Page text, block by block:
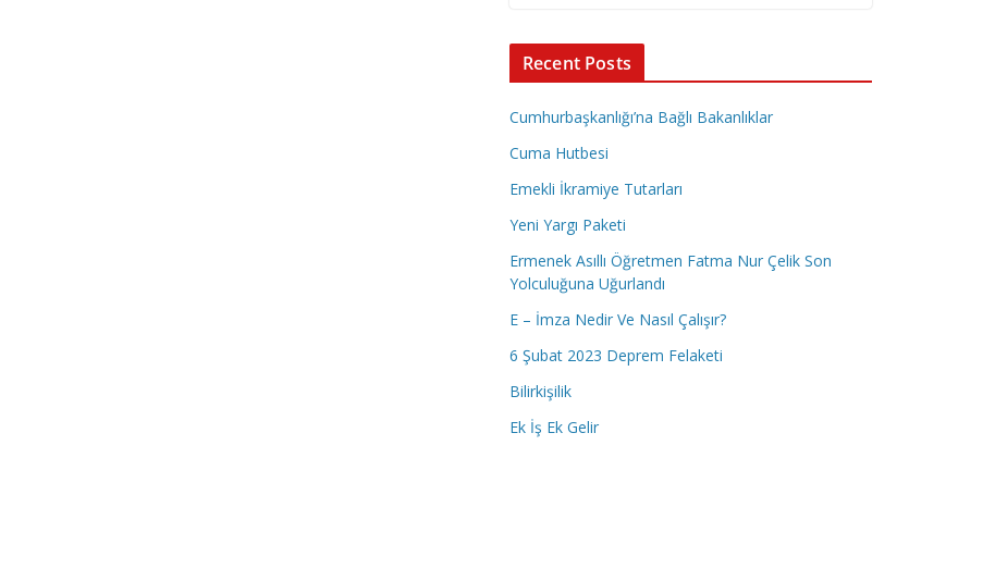
Recent Posts
Cumhurbaşkanlığı’na Bağlı Bakanlıklar
Cuma Hutbesi
Emekli İkramiye Tutarları
Yeni Yargı Paketi
Ermenek Asıllı Öğretmen Fatma Nur Çelik Son
Yolculuğuna Uğurlandı
E – İmza Nedir Ve Nasıl Çalışır?
6 Şubat 2023 Deprem Felaketi
Bilirkişilik
Ek İş Ek Gelir